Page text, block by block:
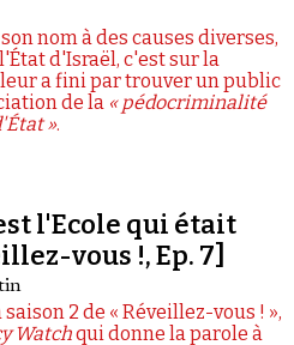
nom à des causes diverses,
d'Israël, c'est sur la
a fini par trouver un public
de la « pédocriminalité
».
l'Ecole qui était
vous !, Ep. 7]
2 de « Réveillez-vous ! »,
Watchqui donne la parole à